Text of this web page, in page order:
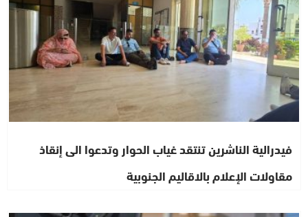
فيدرالية الناشرين تنتقد غياب الحوار وتدعوا الى إنقاذ
مقاولات الإعلام بالاقاليم الجنوبية